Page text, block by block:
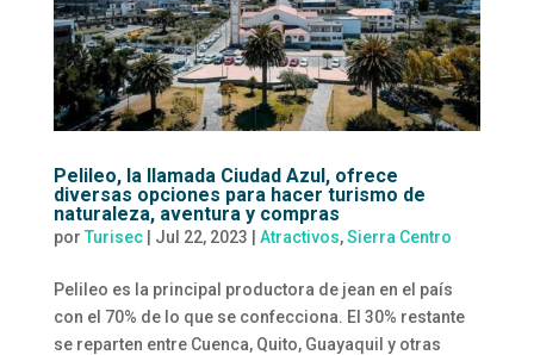
Pelileo, la llamada Ciudad Azul, ofrece
diversas opciones para hacer turismo de
naturaleza, aventura y compras
por Turisec| Jul 22, 2023 Atractivos,Sierra Centro
Pelileo es la principal productora de jean en el país
con el 70% de lo que se confecciona. El 30% restante
se reparten entre Cuenca, Quito, Guayaquil y otras